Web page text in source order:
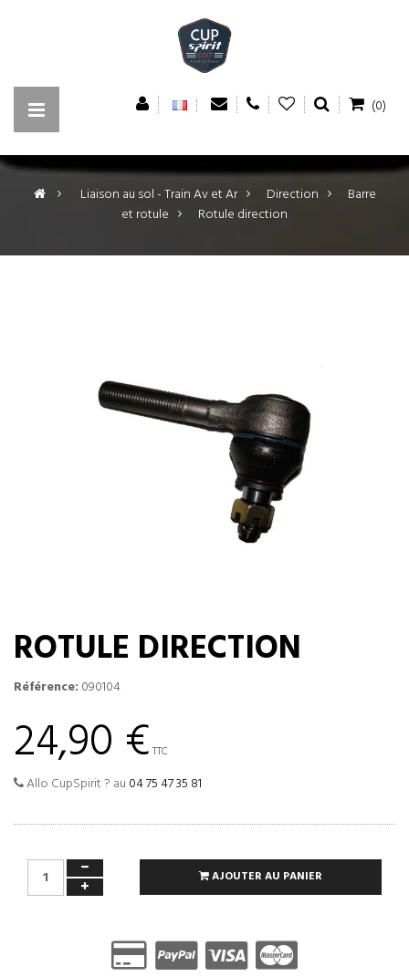
(0)
> Liaison au sol - Train Av et Ar > Direction >
Barre
et rotule > Rotule direction
ROTULE DIRECTION
Référence: 090104
24,90 € TTC
Allo CupSpirit ? au 04 75 47 35 81
AJOUTER AU PANIER